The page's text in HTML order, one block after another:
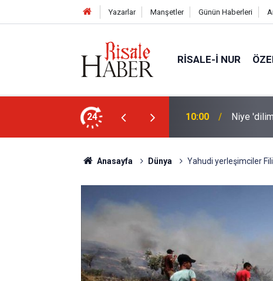
Yazarlar Manşetler Günün Haberleri
RISALE-I NUR
24
Zübeyir Gündüzalp yöntemi 10:00 Niye
Anasayfa Dünya Yahudi yerleşimciler